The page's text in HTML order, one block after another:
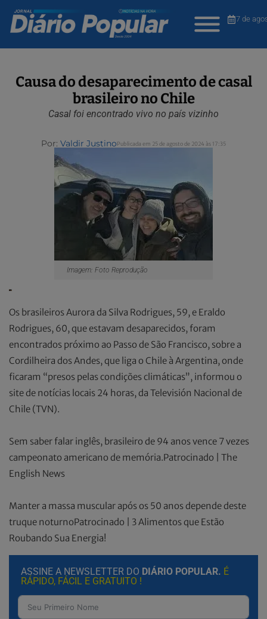
7 de
Causa do desaparecimento de casal
brasileiro no Chile
Casal foi encontrado vivo no país vizinho
Por: Valdir JustinoPublicada em 25 de agosto de 2024 às 17:35
Imagem: Foto Reprodução
Os brasileiros Aurora da Silva Rodrigues, 59, e Eraldo
Rodrigues, 60, que estavam desaparecidos, foram
encontrados próximo ao Passo de São Francisco, sobre a
Cordilheira dos Andes, que liga o Chile à Argentina, onde
ficaram “presos pelas condições climáticas”, informou o
site de notícias locais 24 horas, da Televisión Nacional de
Chile (TVN).
Sem saber falar inglês, brasileiro de 94 anos vence 7 vezes
campeonato americano de memória.Patrocinado | The
English News
Manter a massa muscular após os 50 anos depende deste
truque noturnoPatrocinado | 3 Alimentos que Estão
Roubando Sua Energia!
ASSINE A NEWSLETTER DO DIÁRIO POPULAR. É
RÁPIDO, FÁCIL E GRATUITO !